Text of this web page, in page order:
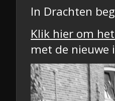
In Drachten
Klik hier om
met de nieuwe